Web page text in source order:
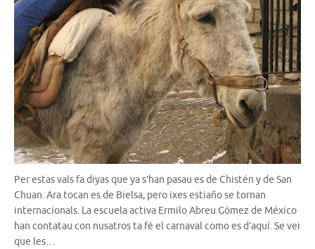
Per estas vals fa diyas que ya s’han pasau es de Chistén y de San
Chuan. Ara tocan es de Bielsa, pero ixes estiaño se tornan
internacionals. La escuela activa Ermilo Abreu Gómez de México
han contatau con nusatros ta fé el carnaval como es d’aquí. Se vei
que les…